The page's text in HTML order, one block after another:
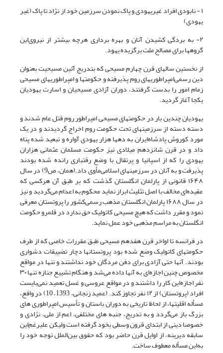
١ - نابودی افراد غیریهودی و پاک نمودن سرزمین خود از نژاد تا پاک (غیر
یهودی)
۲- به بردگی کشیدن آنان و بهره برداری هرچه بیشتر از نیروی‌این
گروهها برای مصالح ملت برگزیده یهود.
از نخستین سالهای قرن چهارم مسیحی که بتدریج آئین مسیحیت بعنوان
دین رسمی‌امپراطوریهای روم پذیرفته و حکومتها و امپراطوریهای مسیحی
زمام امور را بدست گرفتند، دوران آزادی مسیحیان و اسارت یهودیان
یکجا آغاز گردید.
یهودیان چندین بار در حکومتهای مسیحی امپراطور روم قتل عام شدند و
دسته دسته از سرزمینهای تحت حکومت روم اخراج گردیدند و در یک
مورد کوروش پادشاه‌ایران به دهها هزار یهودی آواره و تبعید شده پناه
داد و در قرن شانزدهم میلادی نیز حکومت مسلمان عثمانی هزاران
یهودی را که از اسپانیا و پرتقال با وضع رقتباری رانده شده بودند
پذیرفت و به آنان در سرزمینهای اسلامی‌مأوی داد.(همان، ص9) در سال
۱۶۴۸ قانونی از پارلمان انگلستان گذشت که بر طبق آن هرکسی که
عقیده‌ای مخالف با اصل تثلیث ابراز نماید محکوم به اعدام می‌گردید و نیز
در سال ۱۶۸۸ پارلمان انگلستان مذهب رسمی‌کشور را پروتستان معرفی
نمود و مقرر داشت که هیچ مسیحی کاتولیک حق ندارد در قلمرو حکومت
انگلستان به مراسم مذهبی خود عمل نماید.
در فرانسه تا اواخر قرن هفدهم مسیحی طبق مقررات خاصی که از طرف
حکومتهای کاتولیک وضع شده بود پروتستانها دچار تضییقات دشواری
بودند. آنها حتى آزادی برای دفن مردگان خود نداشتند و تنها در مواقع
مخصوص چنین اجازه‌ای به آنها داده می‌شد و هنگام تشییع جنازه تنها ۳۰
نفر اجازه‌این کار را داشتند و در مواقع عروسی و غسل تعمید نمی‌بایست
افراد (پروتستان) از ۱۲ نفر تجاوز کند. (عمید زنجانی، 1393، 10) در واقع،
مسأله اقلیت­ها، از لحاظ تاریخی به دوران باستان و تأسیس امپراطوری های
بزرگ باز می‌گردد و به تدریج، جنبه های مختلفی، اعم از ملی، نژادی و
خصوصا دینی از ابتدای قرون وسطی بخود گرفته است ولیکن علیرغم‌این
سابقه دیرینه، از اوایل قرن حاضر بود که حقوق بین‌الملل توجه خود را
به‌این مسأله معطوف ساخت.